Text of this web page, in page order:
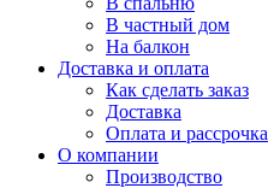
В частный дом
На балкон
Доставка и оплата
Как сделать заказ
Доставка
Оплата и рассрочка
О компании
Производство